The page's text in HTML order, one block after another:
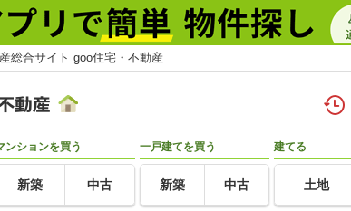
総合サイト goo住宅・不動産
ンションを買う
新築 中古
一戸建てを買う
新築 中古
建てる
土地